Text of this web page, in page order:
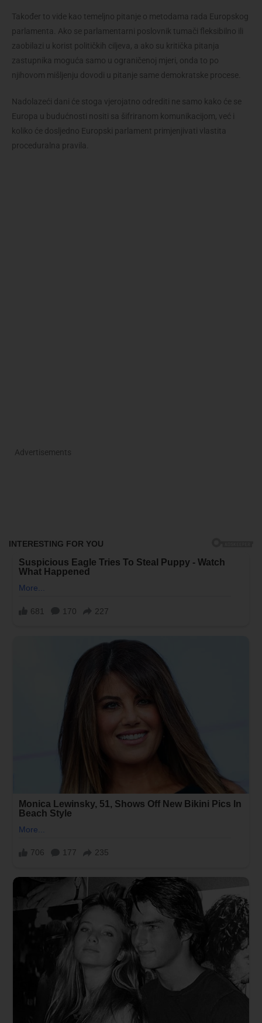
Također to vide kao temeljno pitanje o metodama rada Europskog
parlamenta. Ako se parlamentarni poslovnik tumači fleksibilno ili
zaobilazi u korist političkih ciljeva, a ako su kritička pitanja
zastupnika moguća samo u ograničenoj mjeri, onda to po
njihovom mišljenju dovodi u pitanje same demokratske procese.
Nadolazeći dani će stoga vjerojatno odrediti ne samo kako će se
Europa u budućnosti nositi sa šifriranom komunikacijom, već i
koliko će dosljedno Europski parlament primjenjivati ​​vlastita
proceduralna pravila.
Advertisements